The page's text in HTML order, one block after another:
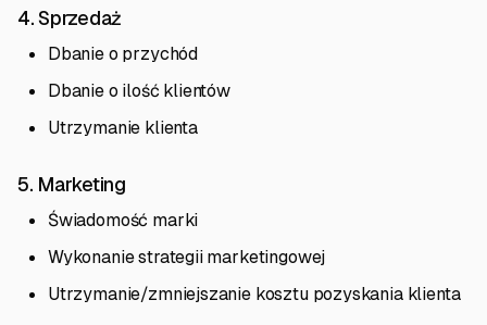
4. Sprzedaż
Dbanie o przychód
Dbanie o ilość klientów
Utrzymanie klienta
5. Marketing
Świadomość marki
Wykonanie strategii marketingowej
Utrzymanie/zmniejszanie kosztu pozyskania klienta